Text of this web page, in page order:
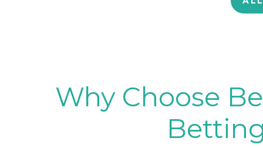
Why Choose